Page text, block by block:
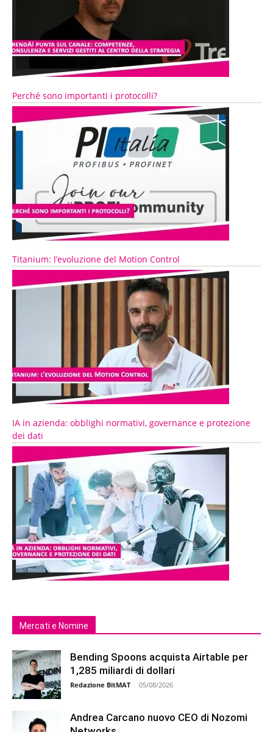
Perché sono importanti i protocolli?
Titanium: l’evoluzione del Motion Control
IA in azienda: obblighi normativi, governance e protezione
dei dati
Mercati e Nomine
Bending Spoons acquista Airtable per
1,285 miliardi di dollari
Redazione BitMAT - 05/08/2026
Andrea Carcano nuovo CEO di Nozomi